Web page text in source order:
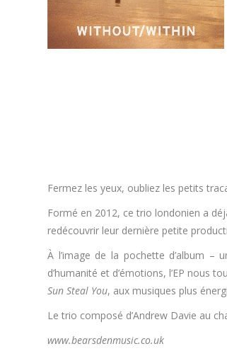
Fermez les yeux, oubliez les petits
Formé en 2012, ce trio londonien a
redécouvrir leur dernière petite
À l’image de la pochette d’album –
d’humanité et d’émotions, l’EP nous
Sun Steal You, aux musiques plus
Le trio composé d’Andrew Davie au
www.bearsdenmusic.co.uk